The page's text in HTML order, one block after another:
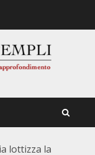
lottizza la